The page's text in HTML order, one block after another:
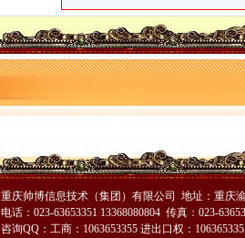
重庆帅博信息技术（集团）有限公司 地址：重庆
电话：023-63653351 13368080804 传真：023-
咨询QQ：工商：1063653355 进出口权：